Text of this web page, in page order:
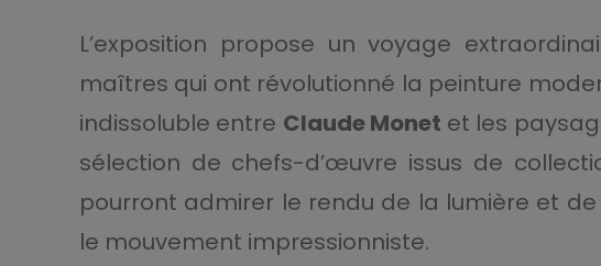
L’exposition propose un voyage
maîtres qui ont révolutionné la peinture
indissoluble entre Claude Monet et les
sélection de chefs-d’œuvre issus de
pourront admirer le rendu de la lumière et
le mouvement impressionniste.